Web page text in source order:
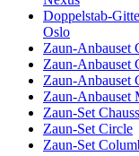
Doppelstab-
Oslo
Zaun-Anbauset
Zaun-Anbauset
Zaun-Anbauset
Zaun-Anbauset
Zaun-Set
Zaun-Set Circle
Zaun-Set